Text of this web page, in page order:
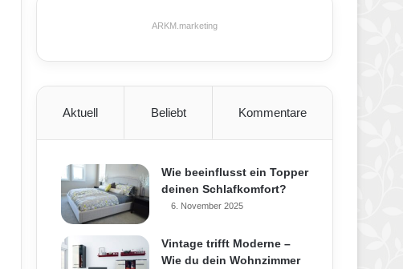
ARKM.marketing
Aktuell Beliebt Kommentare
Wie beeinflusst ein Topper
deinen Schlafkomfort?
6. November 2025
Vintage trifft Moderne –
Wie du dein Wohnzimmer